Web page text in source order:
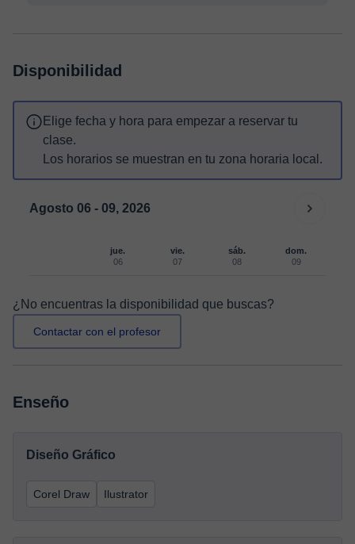
Disponibilidad
Elige fecha y hora para empezar a reservar tu
clase.
Los horarios se muestran en tu zona horaria local.
Agosto 06 - 09, 2026
jue.
06
vie.
07
sáb.
08
dom.
09
¿No encuentras la disponibilidad que buscas?
Contactar con el profesor
Enseño
Diseño Gráfico
Corel Draw Ilustrator